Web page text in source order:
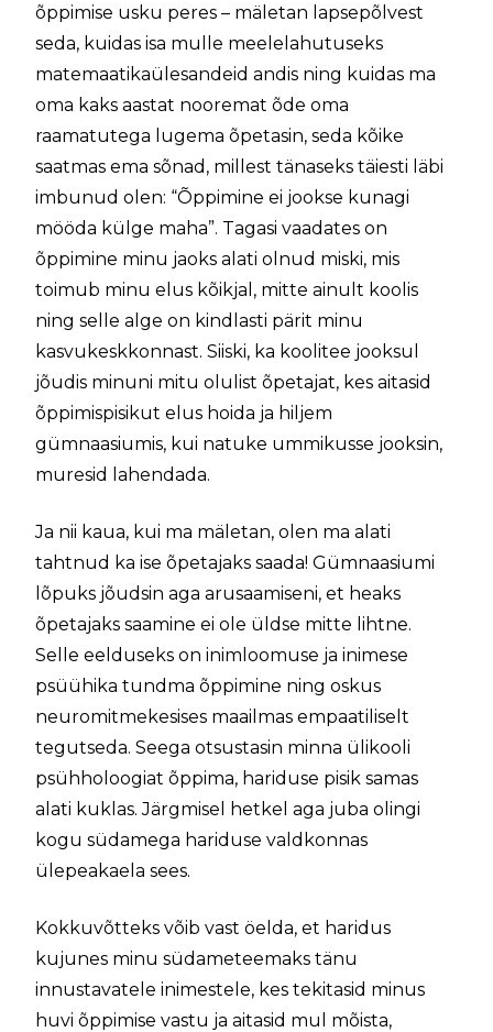
õppimise usku peres – mäletan lapsepõlvest
seda, kuidas isa mulle meelelahutuseks
matemaatikaülesandeid andis ning kuidas ma
oma kaks aastat nooremat õde oma
raamatutega lugema õpetasin, seda kõike
saatmas ema sõnad, millest tänaseks täiesti läbi
imbunud olen: “Õppimine ei jookse kunagi
mööda külge maha”. Tagasi vaadates on
õppimine minu jaoks alati olnud miski, mis
toimub minu elus kõikjal, mitte ainult koolis
ning selle alge on kindlasti pärit minu
kasvukeskkonnast. Siiski, ka koolitee jooksul
jõudis minuni mitu olulist õpetajat, kes aitasid
õppimispisikut elus hoida ja hiljem
gümnaasiumis, kui natuke ummikusse jooksin,
muresid lahendada.
Ja nii kaua, kui ma mäletan, olen ma alati
tahtnud ka ise õpetajaks saada! Gümnaasiumi
lõpuks jõudsin aga arusaamiseni, et heaks
õpetajaks saamine ei ole üldse mitte lihtne.
Selle eelduseks on inimloomuse ja inimese
psüühika tundma õppimine ning oskus
neuromitmekesises maailmas empaatiliselt
tegutseda. Seega otsustasin minna ülikooli
psühholoogiat õppima, hariduse pisik samas
alati kuklas. Järgmisel hetkel aga juba olingi
kogu südamega hariduse valdkonnas
ülepeakaela sees.
Kokkuvõtteks võib vast öelda, et haridus
kujunes minu südameteemaks tänu
innustavatele inimestele, kes tekitasid minus
huvi õppimise vastu ja aitasid mul mõista,